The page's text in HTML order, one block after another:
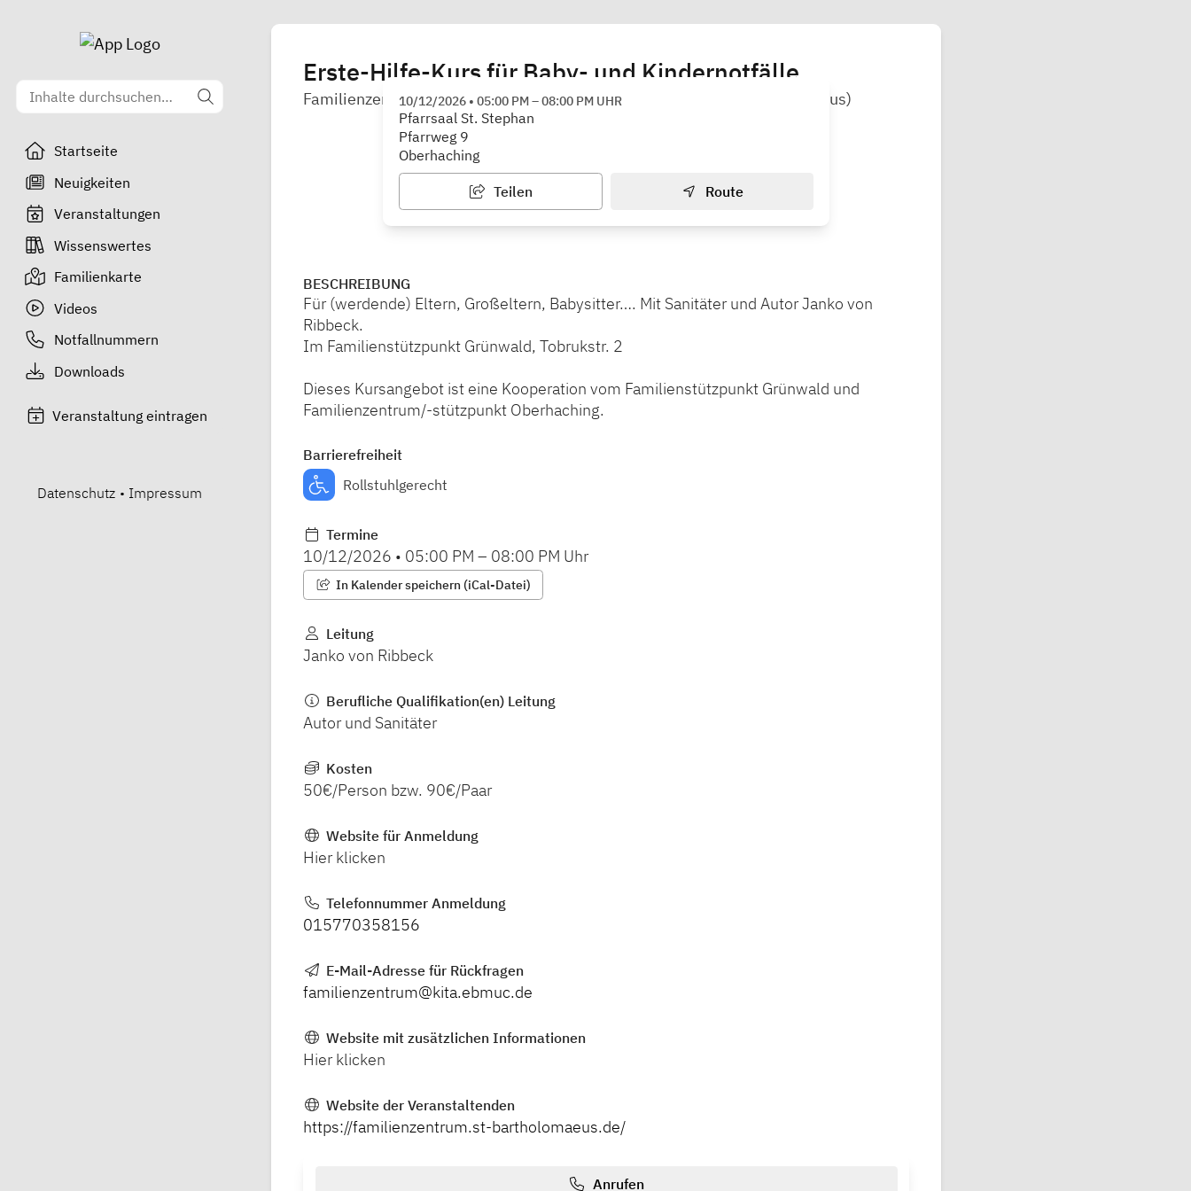
Startseite
Neuigkeiten
Veranstaltungen
Wissenswertes
Familienkarte
Videos
Notfallnummern
Downloads
Veranstaltung eintragen
Datenschutz • Impressum
Erste-Hilfe-Kurs für Baby- und Kindernotfälle
Familienzentrum/Familienstützpunkt Oberhaching (Träger St. Bartholomäus)
10/12/2026 • 05:00 PM–08:00 PM UHR
Pfarrsaal St. Stephan
Pfarrweg 9
Oberhaching
Teilen Route
BESCHREIBUNG
Für (werdende) Eltern, Großeltern, Babysitter…. Mit Sanitäter und Autor Janko von
Ribbeck.
Im Familienstützpunkt Grünwald, Tobrukstr. 2
Dieses Kursangebot ist eine Kooperation vom Familienstützpunkt Grünwald und
Familienzentrum/-stützpunkt Oberhaching.
Barrierefreiheit
Rollstuhlgerecht
Termine
10/12/2026 • 05:00 PM – 08:00 PM Uhr
In Kalender speichern (iCal-Datei)
Leitung
Janko von Ribbeck
Berufliche Qualifikation(en) Leitung
Autor und Sanitäter
Kosten
50€/Person bzw. 90€/Paar
Website für Anmeldung
Hier klicken
Telefonnummer Anmeldung
015770358156
E-Mail-Adresse für Rückfragen
familienzentrum@kita.ebmuc.de
Website mit zusätzlichen Informationen
Hier klicken
Website der Veranstaltenden
https://familienzentrum.st-bartholomaeus.de/
Anrufen